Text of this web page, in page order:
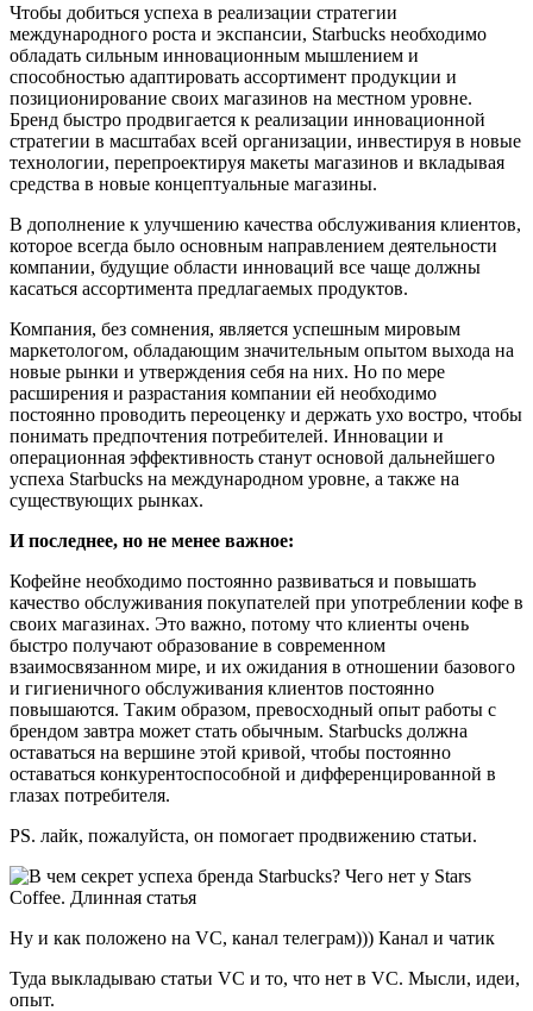
Чтобы добиться успеха в реализации стратегии
международного роста и экспансии, Starbucks необходимо
обладать сильным инновационным мышлением и
способностью адаптировать ассортимент продукции и
позиционирование своих магазинов на местном уровне.
Бренд быстро продвигается к реализации инновационной
стратегии в масштабах всей организации, инвестируя в новые
технологии, перепроектируя макеты магазинов и вкладывая
средства в новые концептуальные магазины.
В дополнение к улучшению качества обслуживания клиентов,
которое всегда было основным направлением деятельности
компании, будущие области инноваций все чаще должны
касаться ассортимента предлагаемых продуктов.
Компания, без сомнения, является успешным мировым
маркетологом, обладающим значительным опытом выхода на
новые рынки и утверждения себя на них. Но по мере
расширения и разрастания компании ей необходимо
постоянно проводить переоценку и держать ухо востро, чтобы
понимать предпочтения потребителей. Инновации и
операционная эффективность станут основой дальнейшего
успеха Starbucks на международном уровне, а также на
существующих рынках.
И последнее, но не менее важное:
Кофейне необходимо постоянно развиваться и повышать
качество обслуживания покупателей при употреблении кофе в
своих магазинах. Это важно, потому что клиенты очень
быстро получают образование в современном
взаимосвязанном мире, и их ожидания в отношении базового
и гигиеничного обслуживания клиентов постоянно
повышаются. Таким образом, превосходный опыт работы с
брендом завтра может стать обычным. Starbucks должна
оставаться на вершине этой кривой, чтобы постоянно
оставаться конкурентоспособной и дифференцированной в
глазах потребителя.
PS. лайк, пожалуйста, он помогает продвижению статьи.
Ну и как положено на VC, канал телеграм))) Канал и чатик
Туда выкладываю статьи VC и то, что нет в VC. Мысли, идеи,
опыт.